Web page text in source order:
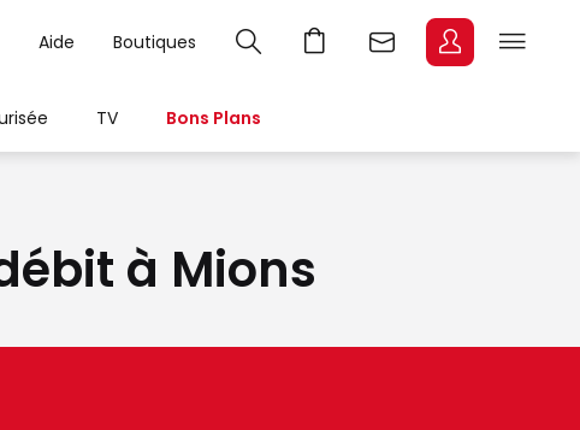
Aide Boutiques
TV Bons Plans
à Mions